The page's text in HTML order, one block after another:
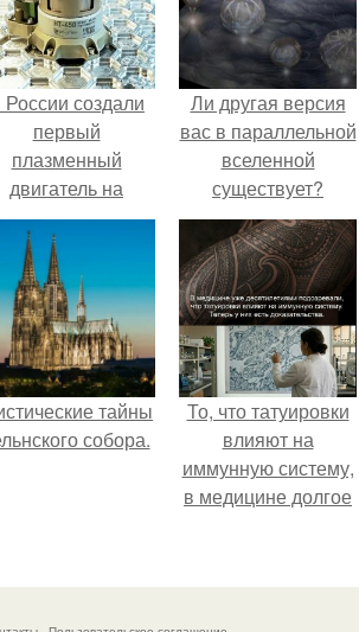
России создали
первый
плазменный
двигатель на
криптоне.
Ли другая версия
вас в параллельной
вселенной
существует?
тайны
собора.
То, что татуировки
влияют на
иммунную систему,
в медицине долгое
лишь как гипотеза.